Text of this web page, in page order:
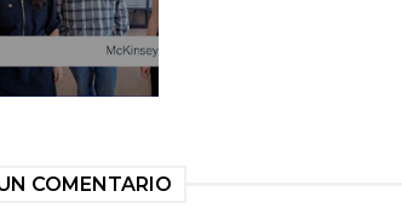
COMENTARIO